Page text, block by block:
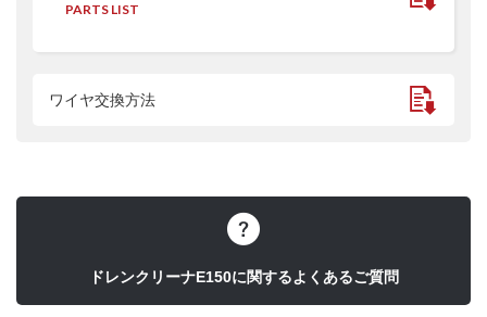
PARTS LIST
ワイヤ交換方法
ドレンクリーナE150に関するよくあるご質問